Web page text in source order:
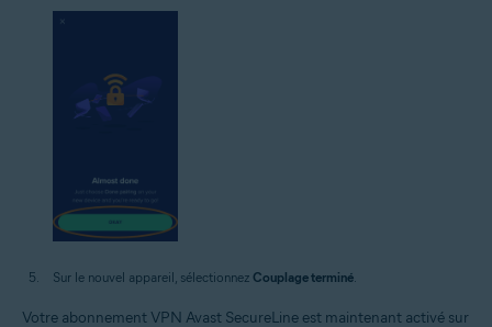
Sur le nouvel appareil, sélectionnez Couplage terminé.
Votre abonnement VPN Avast SecureLine est maintenant activé sur